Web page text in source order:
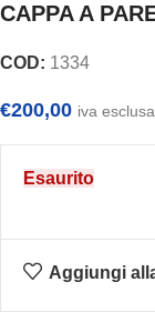
CAPPA A
COD: 1334
€200,00 iva esclusa
Esaurito
Aggiungi